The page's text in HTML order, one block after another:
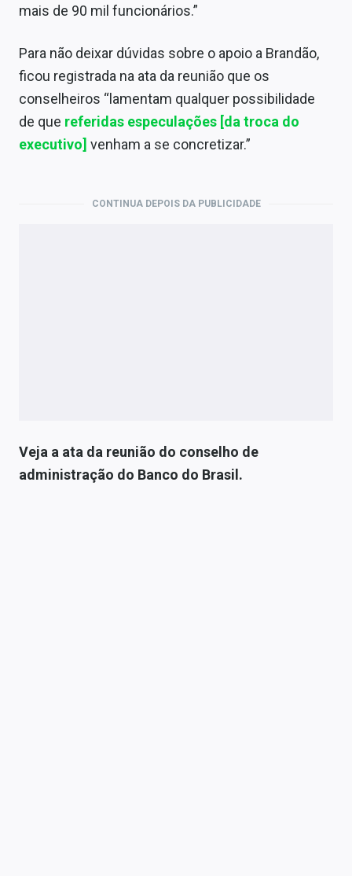
mais de 90 mil funcionários.”
Para não deixar dúvidas sobre o apoio a Brandão,
ficou registrada na ata da reunião que os
conselheiros “lamentam qualquer possibilidade
de que referidas especulações [da troca do
executivo] venham a se concretizar.”
CONTINUA DEPOIS DA PUBLICIDADE
Veja a ata da reunião do conselho de
administração do Banco do Brasil.